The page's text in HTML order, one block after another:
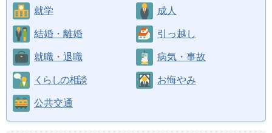
就学 成人
結婚・離婚 引っ越し
就職・退職 病気・事故
くらしの相談 お悔やみ
公共交通